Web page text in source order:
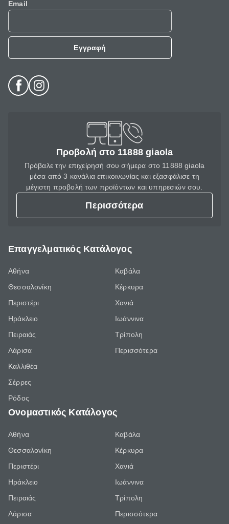
Email
Εγγραφή
Προβολή στο 11888 giaola
Πρόβαλε την επιχείρησή σου σήμερα στο 11888 giaola
μέσα από 3 κανάλια επικοινωνίας και εξασφάλισε τη
μέγιστη προβολή των προϊόντων και υπηρεσιών σου.
Περισσότερα
Επαγγελματικός Κατάλογος
Αθήνα
Θεσσαλονίκη
Περιστέρι
Ηράκλειο
Πειραιάς
Λάρισα
Καλλιθέα
Σέρρες
Ρόδος
Καβάλα
Κέρκυρα
Χανιά
Ιωάννινα
Τρίπολη
Περισσότερα
Ονομαστικός Κατάλογος
Αθήνα
Θεσσαλονίκη
Περιστέρι
Ηράκλειο
Πειραιάς
Λάρισα
Καβάλα
Κέρκυρα
Χανιά
Ιωάννινα
Τρίπολη
Περισσότερα